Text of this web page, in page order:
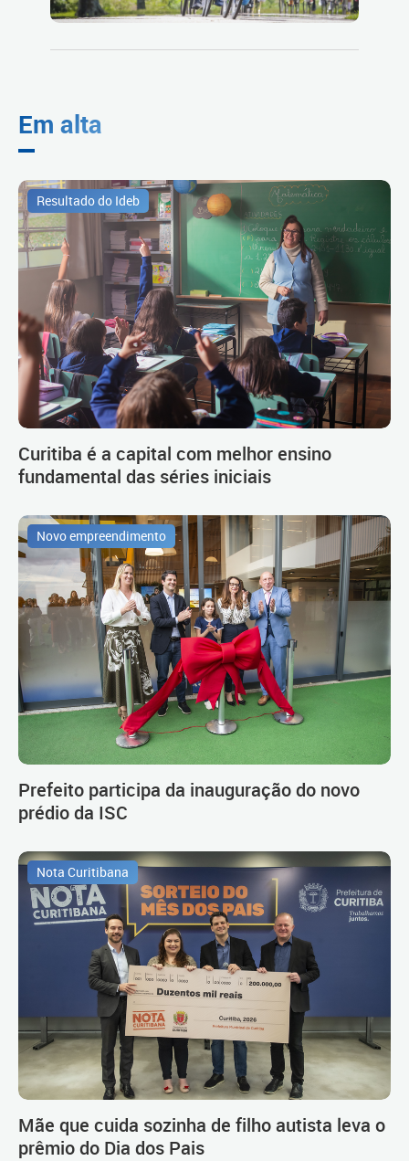
Em alta
Resultado do Ideb
Curitiba é a capital com melhor ensino
fundamental das séries iniciais
Novo empreendimento
Prefeito participa da inauguração do novo
prédio da ISC
Nota Curitibana
Mãe que cuida sozinha de filho autista leva o
prêmio do Dia dos Pais